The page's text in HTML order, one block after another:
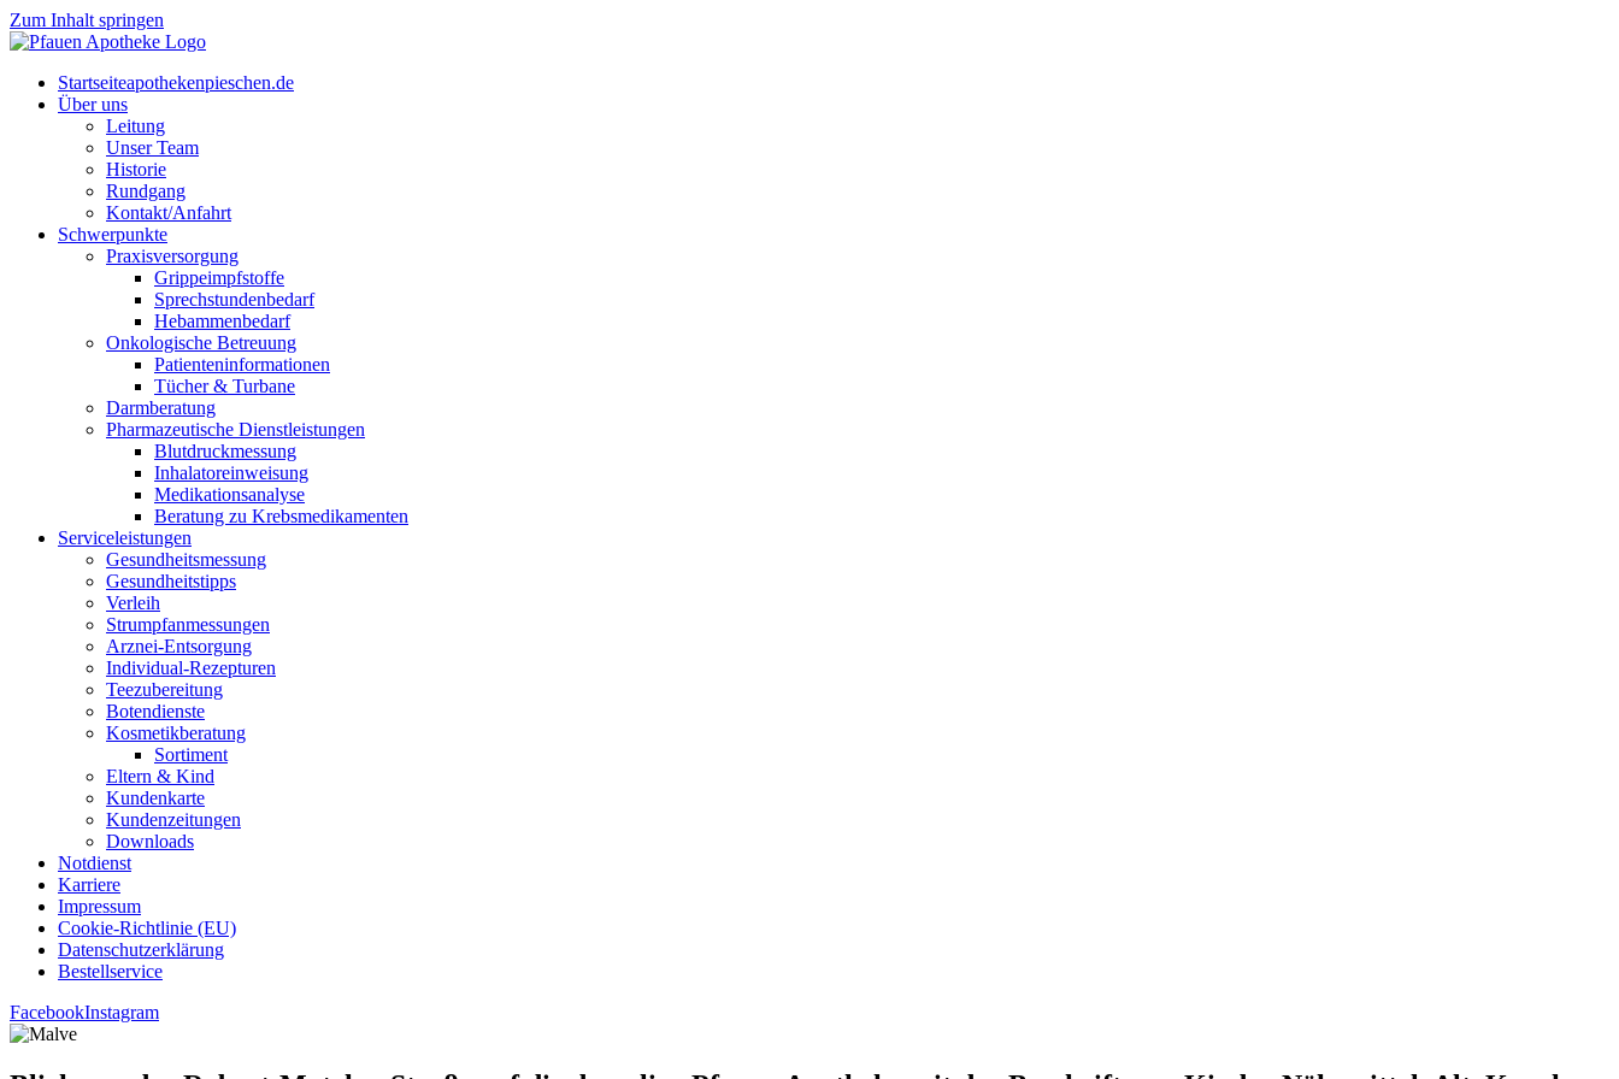
Zum Inhalt springen
Start­sei­teapothekenpieschen.de
Über uns
Lei­tung
Unser Team
His­to­rie
Rund­gang
Kontakt/Anfahrt
Schwer­punk­te
Pra­xis­ver­sor­gung
Grip­pe­impf­stof­fe
Sprech­stun­den­be­darf
Heb­am­men­be­darf
Onko­lo­gi­sche Betreuung
Pati­en­ten­in­for­ma­tio­nen
Tücher & Turbane
Darm­be­ra­tung
Phar­ma­zeu­ti­sche Dienstleistungen
Blut­druck­mes­sung
Inha­la­tor­ein­wei­sung
Medi­ka­ti­ons­ana­ly­se
Bera­tung zu Krebsmedikamenten
Ser­vice­leis­tun­gen
Gesund­heits­mes­sung
Gesund­heits­tipps
Ver­leih
Strumpfan­mes­sun­gen
Arz­n­ei-Ent­­sor­­gung
Indi­­vi­­du­al-Rezep­­tu­­ren
Tee­zu­be­rei­tung
Boten­diens­te
Kos­me­tik­be­ra­tung
Sor­ti­ment
Eltern & Kind
Kun­den­kar­te
Kun­den­zei­tun­gen
Down­loads
Not­dienst
Kar­rie­re
Impres­sum
Coo­kie-Rich­t­­li­­nie (EU)
Datenschutz­erklärung
Bestell­ser­vice
FacebookInstagram